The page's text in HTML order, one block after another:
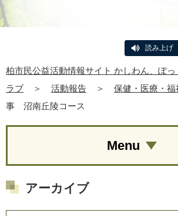
読み上げ
柏市民公益活動情報サイト かしわん、ぽっ
ラブ
＞ 活動報告 ＞ 保健・医療・福
事 沼南丘陵コース
Menu
アーカイブ